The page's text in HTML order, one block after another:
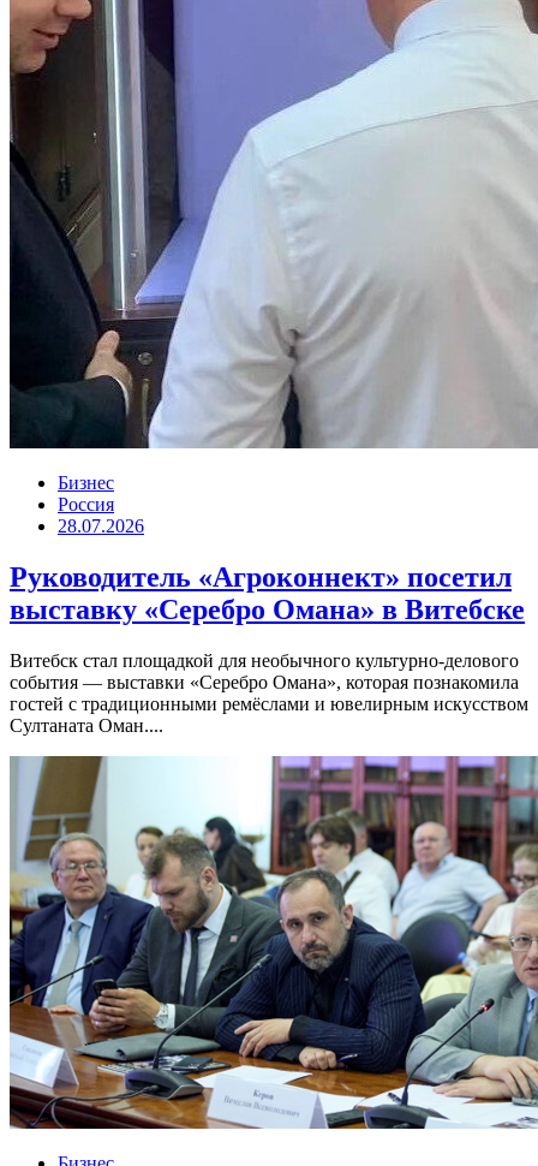
Бизнес
Россия
28.07.2026
Руководитель «Агроконнект» посетил
выставку «Серебро Омана» в Витебске
Витебск стал площадкой для необычного культурно-делового
события — выставки «Серебро Омана», которая познакомила
гостей с традиционными ремёслами и ювелирным искусством
Султаната Оман....